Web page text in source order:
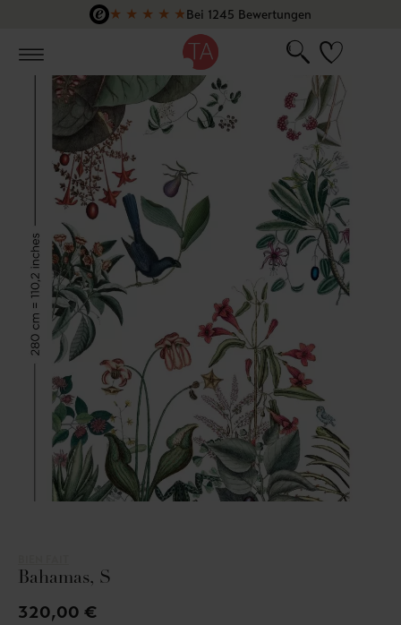
Zum Hauptinhalt springen
★ ★ ★ ★ ★Bei 1245 Bewertungen
Bahamas, S
320,00 €